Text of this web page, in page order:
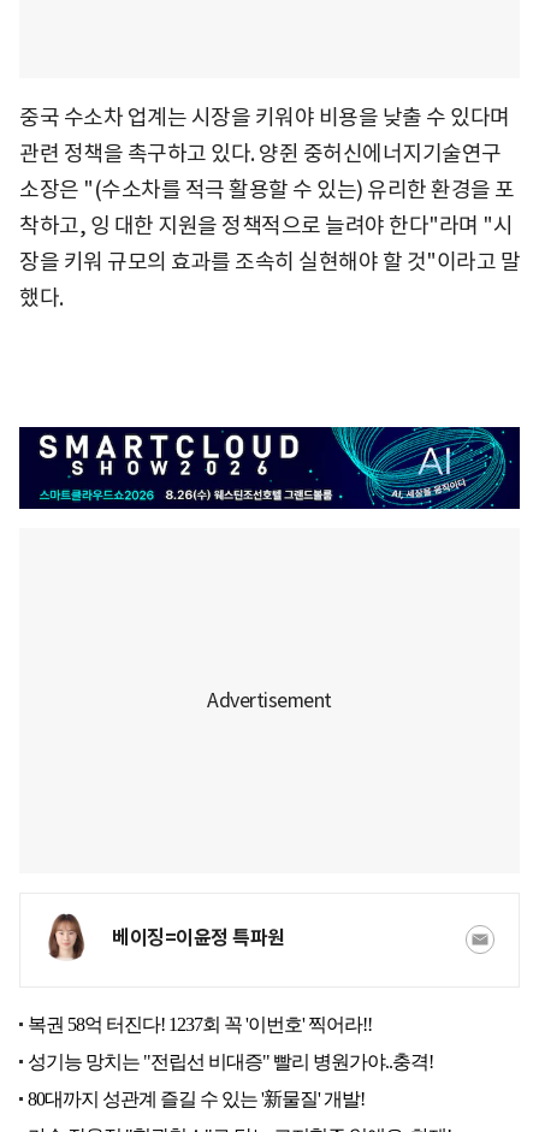
중국 수소차 업계는 시장을 키워야 비용을 낮출 수 있다며
관련 정책을 촉구하고 있다. 양쥔 중허신에너지기술연구
소장은 "(수소차를 적극 활용할 수 있는) 유리한 환경을 포
착하고, 잉 대한 지원을 정책적으로 늘려야 한다"라며 "시
장을 키워 규모의 효과를 조속히 실현해야 할 것"이라고 말
했다.
베이징=이윤정 특파원